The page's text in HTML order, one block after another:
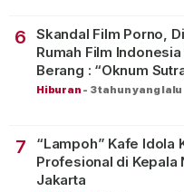
6
Skandal Film Porno,
Rumah Film
Berang : “Oknum
Merusak Perfilman
Hiburan - 3 tahun yang lalu
7
“Lampoh” Kafe Idola
Profesional di Kepala
Jakarta